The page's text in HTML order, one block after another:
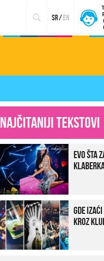
sr/en
Najčitaniji tekstovi
Evo šta
Gde
kroz